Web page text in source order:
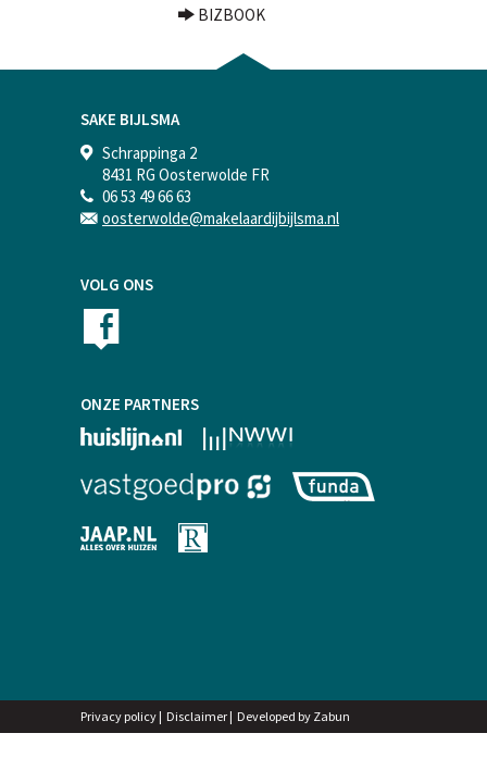
BIZBOOK
SAKE BIJLSMA
Schrappinga 2
8431 RG Oosterwolde FR
06 53 49 66 63
oosterwolde@makelaardijbijlsma.nl
VOLG ONS
ONZE PARTNERS
Privacy policy | Disclaimer | Developed by Zabun